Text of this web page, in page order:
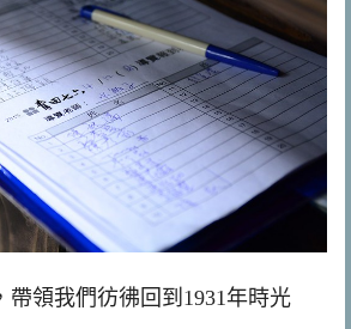
帶領我們彷彿回到1931年時光